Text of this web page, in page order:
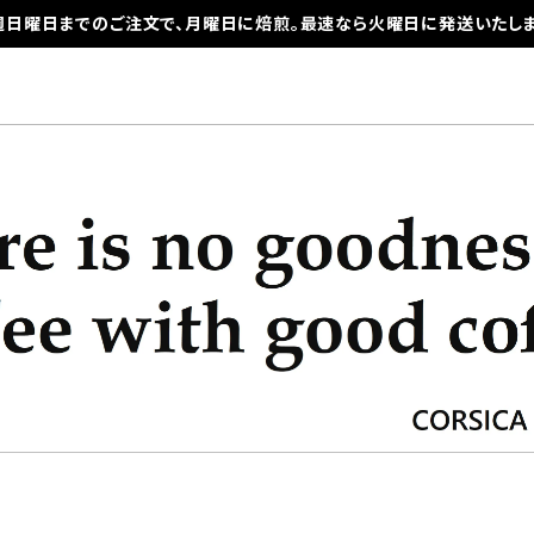
日曜日までのご注文で、月曜日に焙煎。最速なら火曜日に発送いたしま